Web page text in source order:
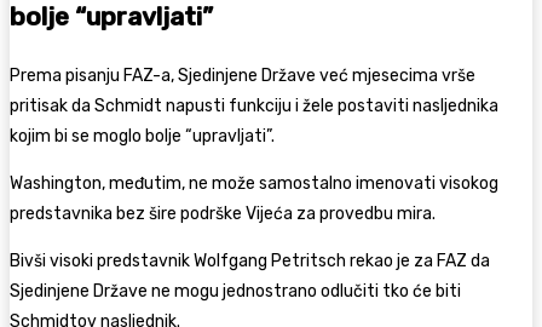
bolje “upravljati”
Prema pisanju FAZ-a, Sjedinjene Države već mjesecima vrše
pritisak da Schmidt napusti funkciju i žele postaviti nasljednika
kojim bi se moglo bolje “upravljati”.
Washington, međutim, ne može samostalno imenovati visokog
predstavnika bez šire podrške Vijeća za provedbu mira.
Bivši visoki predstavnik Wolfgang Petritsch rekao je za FAZ da
Sjedinjene Države ne mogu jednostrano odlučiti tko će biti
Schmidtov nasljednik.